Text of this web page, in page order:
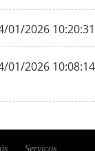
01/2026 10:20:31
01/2026 10:08:14
Serviços